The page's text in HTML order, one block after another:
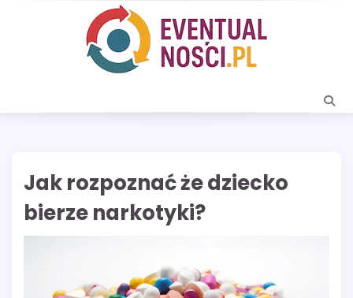
Jak rozpoznać że dziecko
bierze narkotyki?